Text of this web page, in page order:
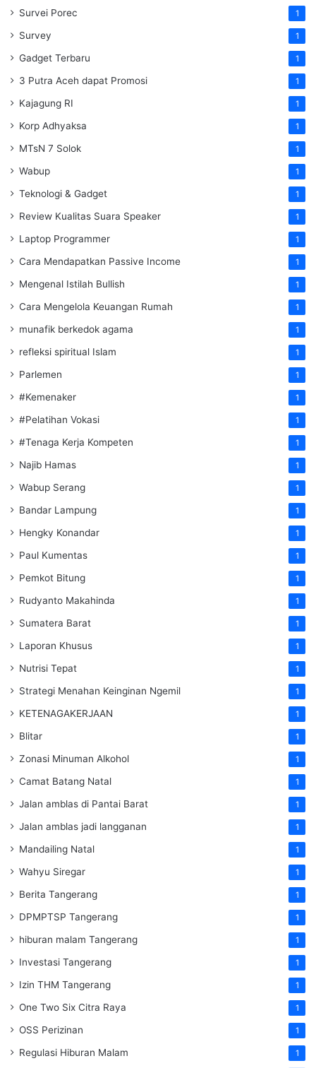
Survei Porec 1
Survey 1
Gadget Terbaru 1
3 Putra Aceh dapat Promosi 1
Kajagung RI 1
Korp Adhyaksa 1
MTsN 7 Solok 1
Wabup 1
Teknologi & Gadget 1
Review Kualitas Suara Speaker 1
Laptop Programmer 1
Cara Mendapatkan Passive Income 1
Mengenal Istilah Bullish 1
Cara Mengelola Keuangan Rumah 1
munafik berkedok agama 1
refleksi spiritual Islam 1
Parlemen 1
#Kemenaker 1
#Pelatihan Vokasi 1
#Tenaga Kerja Kompeten 1
Najib Hamas 1
Wabup Serang 1
Bandar Lampung 1
Hengky Konandar 1
Paul Kumentas 1
Pemkot Bitung 1
Rudyanto Makahinda 1
Sumatera Barat 1
Laporan Khusus 1
Nutrisi Tepat 1
Strategi Menahan Keinginan Ngemil 1
KETENAGAKERJAAN 1
Blitar 1
Zonasi Minuman Alkohol 1
Camat Batang Natal 1
Jalan amblas di Pantai Barat 1
Jalan amblas jadi langganan 1
Mandailing Natal 1
Wahyu Siregar 1
Berita Tangerang 1
DPMPTSP Tangerang 1
hiburan malam Tangerang 1
Investasi Tangerang 1
Izin THM Tangerang 1
One Two Six Citra Raya 1
OSS Perizinan 1
Regulasi Hiburan Malam 1